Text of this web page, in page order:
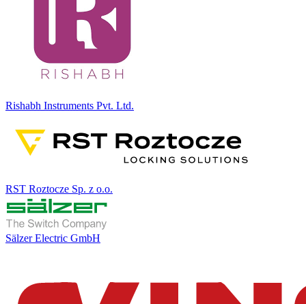
Rishabh Instruments Pvt. Ltd.
RST Roztocze Sp. z o.o.
Sälzer Electric GmbH